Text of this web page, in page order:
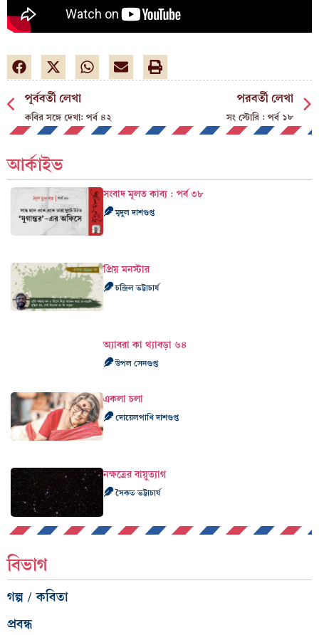
পূর্ববর্তী লেখা
কবির সঙ্গে দেখা: পর্ব ৪২
পরবর্তী লেখা
সং স্টোরি : পর্ব ১৮
আর্কাইভ
সংবাদ মূলত কাব্য : পর্ব ৩৮
মৃদুল দাশগুপ্ত
প্রিয় মনস্টার
চন্দ্রিল ভট্টাচার্য
অ্যাবরা কা থ্যাবড়া ৬৪
উপল সেনগুপ্ত
একলা চলা
দোয়েলপাখি দাশগুপ্ত
নক্ষত্রের বায়ুত্যাগ
সৈকত ভট্টাচার্য
বিভাগ
গল্প / কবিতা
প্রবন্ধ